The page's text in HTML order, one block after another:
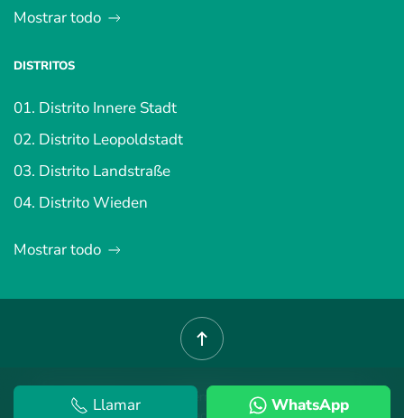
Mostrar todo
DISTRITOS
01. Distrito Innere Stadt
02. Distrito Leopoldstadt
03. Distrito Landstraße
04. Distrito Wieden
Mostrar todo
Propiedad en Viena. Términos y condiciones
política de
Llamar WhatsApp